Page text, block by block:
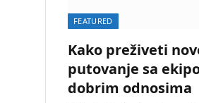
FEATURED
Kako preživeti
putovanje sa
dobrim odnosima